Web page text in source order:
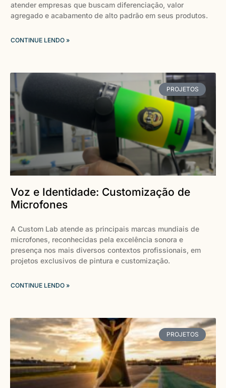
atender empresas que buscam diferenciação, valor
agregado e acabamento de alto padrão em seus produtos.
CONTINUE LENDO »
PROJETOS
Voz e Identidade: Customização de
Microfones
A Custom Lab atende as principais marcas mundiais de
microfones, reconhecidas pela excelência sonora e
presença nos mais diversos contextos profissionais, em
projetos exclusivos de pintura e customização.
CONTINUE LENDO »
PROJETOS